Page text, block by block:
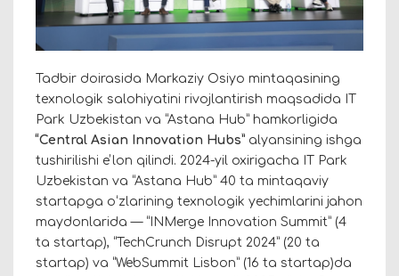
Tadbir doirasida Markaziy Osiyo mintaqasining
texnologik salohiyatini rivojlantirish maqsadida IT
Park Uzbekistan va “Astana Hub” hamkorligida
“Central Asian Innovation Hubs” alyansining ishga
tushirilishi eʼlon qilindi. 2024-yil oxirigacha IT Park
Uzbekistan va “Astana Hub” 40 ta mintaqaviy
startapga oʻzlarining texnologik yechimlarini jahon
maydonlarida — “INMerge Innovation Summit” (4
ta startap), “TechCrunch Disrupt 2024” (20 ta
startap) va “WebSummit Lisbon” (16 ta startap)da